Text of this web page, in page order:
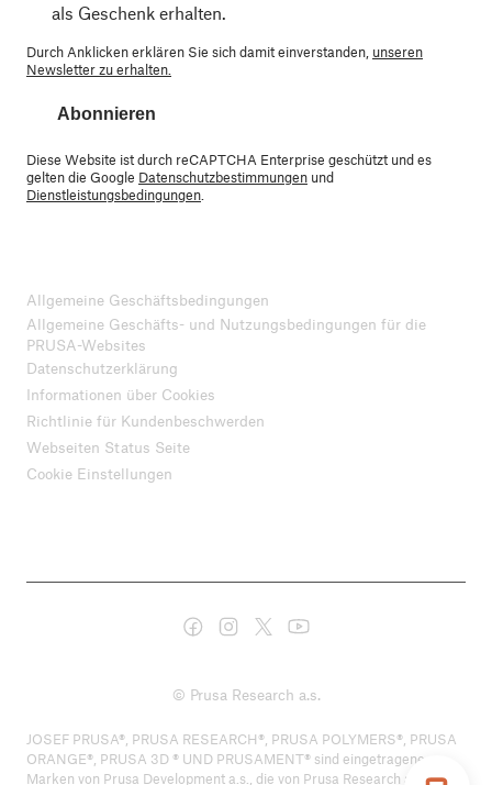
als Geschenk erhalten.
Durch Anklicken erklären Sie sich damit einverstanden, unseren
Newsletter zu erhalten.
Abonnieren
Diese Website ist durch reCAPTCHA Enterprise geschützt und es
gelten die Google Datenschutzbestimmungen und
Dienstleistungsbedingungen
Allgemeine Geschäftsbedingungen
Allgemeine Geschäfts- und Nutzungsbedingungen für die
PRUSA-Websites
Datenschutzerklärung
Informationen über Cookies
Richtlinie für Kundenbeschwerden
Webseiten Status Seite
Cookie Einstellungen
© Prusa Research a.s.
JOSEF PRUSA®, PRUSA RESEARCH®, PRUSA POLYMERS®, PRUSA
ORANGE®, PRUSA 3D ® UND PRUSAMENT® sind eingetragene
Marken von Prusa Development a.s., die von Prusa Research a.s. unter